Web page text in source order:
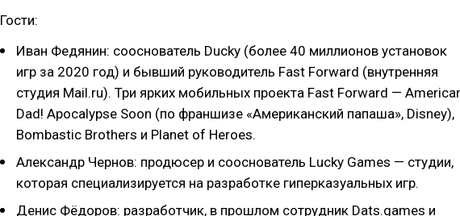
Гости:
Иван Федянин: сооснователь Ducky (более 40 миллионов установок
игр за 2020 год) и бывший руководитель Fast Forward (внутренняя
студия Mail.ru). Три ярких мобильных проекта Fast Forward —
Dad! Apocalypse Soon (по франшизе «Американский папаша», Disney),
Bombastic Brothers и Planet of Heroes.
Александр Чернов: продюсер и сооснователь Lucky Games — студии,
которая специализируется на разработке гиперказуальных игр.
Денис Фёдоров: разработчик, в прошлом сотрудник Dats.games и